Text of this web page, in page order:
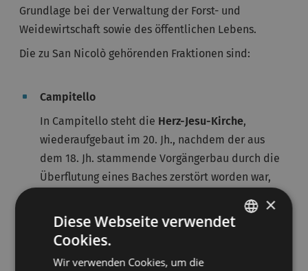
Grundlage bei der Verwaltung der Forst- und
Weidewirtschaft sowie des öffentlichen Lebens.
Die zu San Nicolò gehörenden Fraktionen sind:
Campitello
In Campitello steht die Herz-Jesu-Kirche,
wiederaufgebaut im 20. Jh., nachdem der aus
dem 18. Jh. stammende Vorgängerbau durch die
Überflutung eines Baches zerstört worden war,
Oratorium
, das im 17. Jh. im Auftrag einer
einheimischen Familie errichtet wurde.
Costa
×
Diese Webseite verwendet
Cookies.
Wir verwenden Cookies, um die